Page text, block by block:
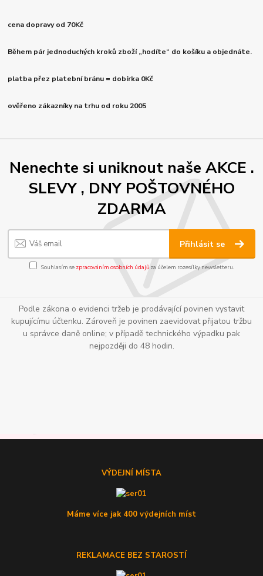
cena dopravy od 70Kč
Během pár jednoduchých kroků zboží „hodíte“ do košíku a objednáte.
platba přez platební bránu = dobírka 0Kč
ověřeno zákazníky na trhu od roku 2005
Nenechte si uniknout naše AKCE .
SLEVY , DNY POŠTOVNÉHO
ZDARMA
Přihlásit se
Souhlasím se zpracováním osobních údajůza účelem rozesílky newsletteru.
Podle zákona o evidenci tržeb je prodávající povinen vystavit
kupujícímu účtenku. Zároveň je povinen zaevidovat přijatou tržbu
u správce daně online; v případě technického výpadku pak
nejpozději do 48 hodin.
VÝDEJNÍ MÍSTA
Máme více jak 400 výdejních míst
REKLAMACE BEZ STAROSTÍ